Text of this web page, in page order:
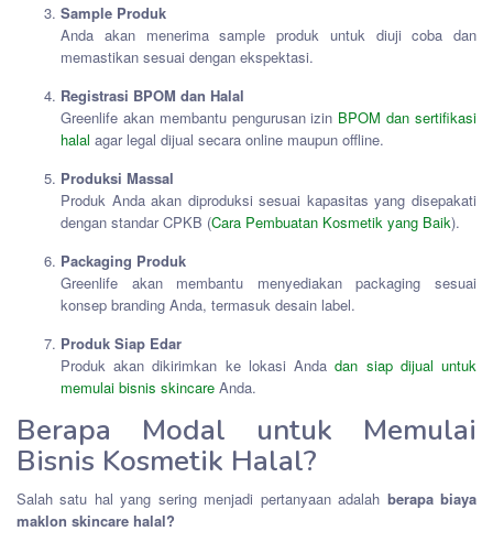
Sample Produk
Anda akan menerima sample produk untuk diuji coba dan
memastikan sesuai dengan ekspektasi.
Registrasi BPOM dan Halal
Greenlife akan membantu pengurusan izin BPOM dan sertifikasi
halal agar legal dijual secara online maupun offline.
Produksi Massal
Produk Anda akan diproduksi sesuai kapasitas yang disepakati
dengan standar CPKB (Cara Pembuatan Kosmetik yang Baik).
Packaging Produk
Greenlife akan membantu menyediakan packaging sesuai
konsep branding Anda, termasuk desain label.
Produk Siap Edar
Produk akan dikirimkan ke lokasi Andadan siap dijual untuk
memulai bisnis skincare Anda.
Berapa Modal untuk Memulai
Bisnis Kosmetik Halal?
Salah satu hal yang sering menjadi pertanyaan adalah berapa biaya
maklon skincare halal?